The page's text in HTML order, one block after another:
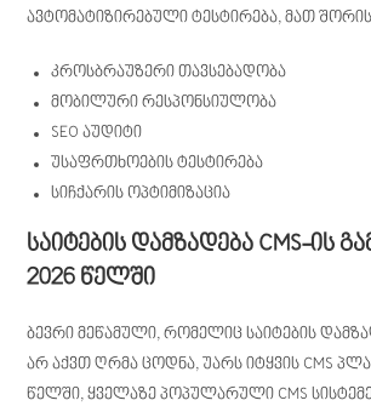
ავტომატიზირებული ტესტირება, მათ
კროსბრაუზერი თავსებადობა
მობილური რესპონსიულობა
SEO აუდიტი
უსაფრთხოების ტესტირება
სიჩქარის ოპტიმიზაცია
საიტების დამზადება CMS-ის
2026 წელში
ბევრი მეწამული, რომელიც საიტების
არ აქვთ ღრმა ცოდნა, უარს იტყვის CMS
წელში, ყველაზე პოპულარული CMS